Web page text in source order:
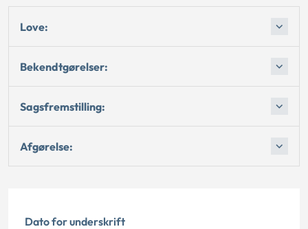
Love:
Bekendtgørelser:
Sagsfremstilling:
Afgørelse:
Dato for underskrift